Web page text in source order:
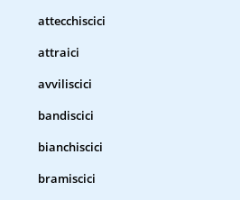
attecchiscici
attraici
avviliscici
bandiscici
bianchiscici
bramiscici